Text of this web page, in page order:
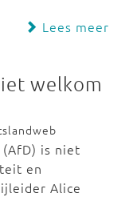
Lees meer
welkom
is niet
en
Alice